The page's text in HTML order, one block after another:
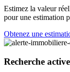
Estimez la valeur
pour une estimation
Obtenez une
Recherche active